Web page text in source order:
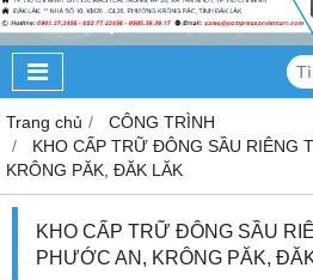
Trang chủ
CÔNG TRÌNH
KHO CẤP TRỮ ĐÔNG SẦU RIÊNG
KRÔNG PĂK, ĐĂK LĂK
KHO CẤP TRỮ ĐÔNG SẦU
PHƯỚC AN, KRÔNG PĂK,